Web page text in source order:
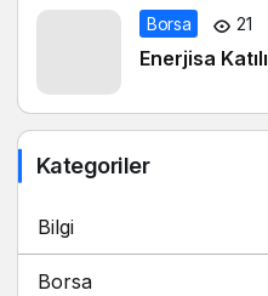
Borsa 21
Enerjisa
Kategoriler
Bilgi
Borsa